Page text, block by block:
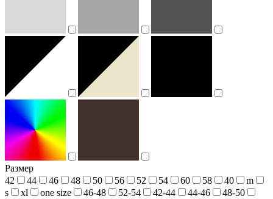
Размер
42
44 46 48 50 56 52 54 60 58 40
m
s
xl one size 46-48 52-54 42-44 44-46
48-50